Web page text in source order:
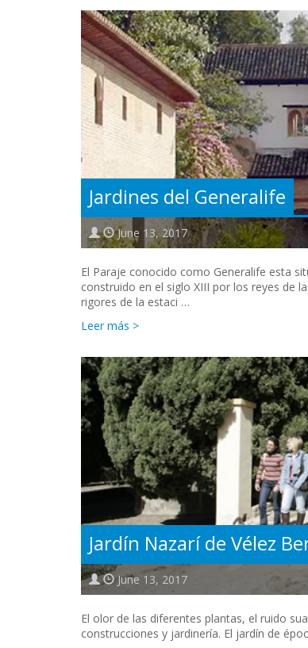
Jardines del Generalife
June 13, 2017
El Paraje conocido como Generalife esta
construido en el siglo XIII por los reyes de
rigores de la estaci …
Leer más >
Jardín Nazarí de Vélez
June 13, 2017
El olor de las diferentes plantas, el ruido
construcciones y jardinería. El jardín de